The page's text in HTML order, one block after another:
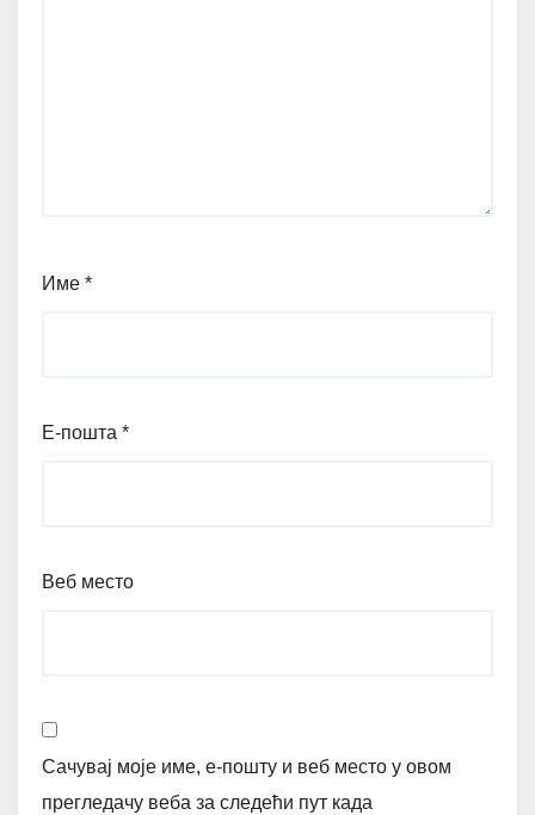
Име *
Е-пошта *
Веб место
Сачувај моје име, е-пошту и веб место у овом
прегледачу веба за следећи пут када